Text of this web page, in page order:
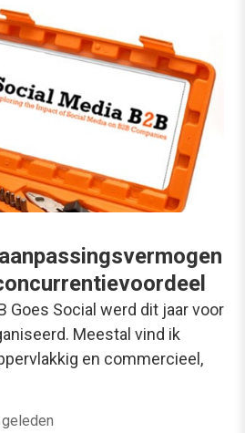
Goes Social werd dit jaar voor
Meestal vind ik
en commercieel,